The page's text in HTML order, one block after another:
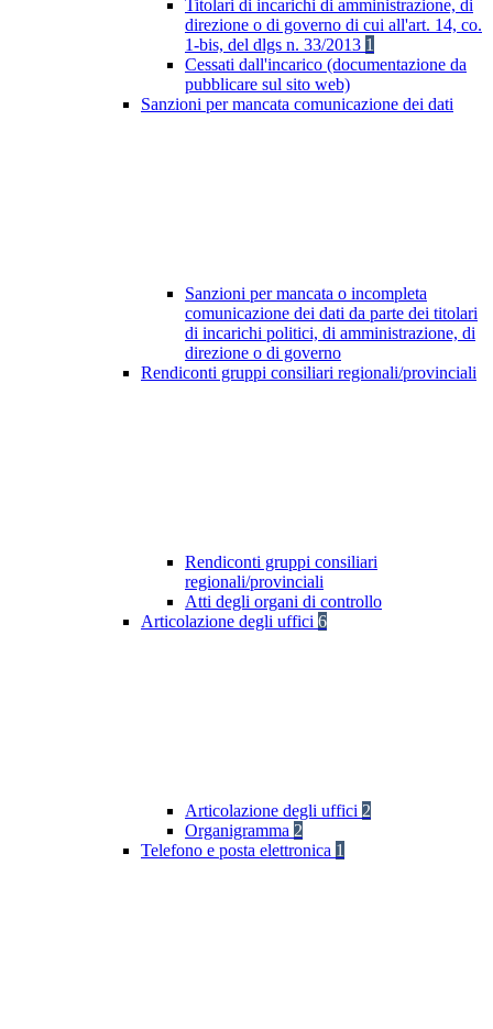
Titolari di incarichi di amministrazione, di
direzione o di governo di cui all'art. 14, co.
1-bis, del dlgs n. 33/2013 1
Cessati dall'incarico (documentazione da
pubblicare sul sito web)
Sanzioni per mancata comunicazione dei dati
Sanzioni per mancata o incompleta
comunicazione dei dati da parte dei titolari
di incarichi politici, di amministrazione, di
direzione o di governo
Rendiconti gruppi consiliari regionali/provinciali
Rendiconti gruppi consiliari
regionali/provinciali
Atti degli organi di controllo
Articolazione degli uffici 6
Articolazione degli uffici 2
Organigramma 2
Telefono e posta elettronica 1